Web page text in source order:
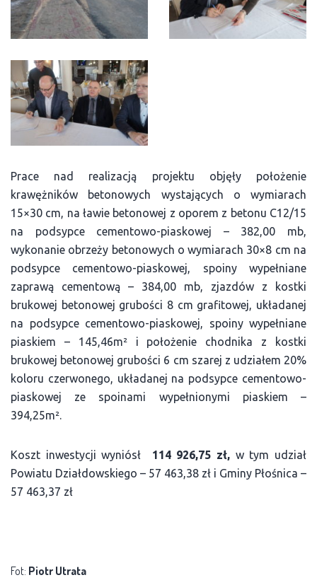
Prace nad realizacją projektu objęły położenie
krawężników betonowych wystających o wymiarach
15×30 cm, na ławie betonowej z oporem z betonu C12/15
na podsypce cementowo-piaskowej – 382,00 mb,
wykonanie obrzeży betonowych o wymiarach 30×8 cm na
podsypce cementowo-piaskowej, spoiny wypełniane
zaprawą cementową – 384,00 mb, zjazdów z kostki
brukowej betonowej grubości 8 cm grafitowej, układanej
na podsypce cementowo-piaskowej, spoiny wypełniane
piaskiem – 145,46m² i położenie chodnika z kostki
brukowej betonowej grubości 6 cm szarej z udziałem 20%
koloru czerwonego, układanej na podsypce cementowo-
piaskowej ze spoinami wypełnionymi piaskiem –
394,25m².
Koszt inwestycji wyniósł 114 926,75 zł, w tym udział
Powiatu Działdowskiego – 57 463,38 zł i Gminy Płośnica –
57 463,37 zł
Fot: Piotr Utrata